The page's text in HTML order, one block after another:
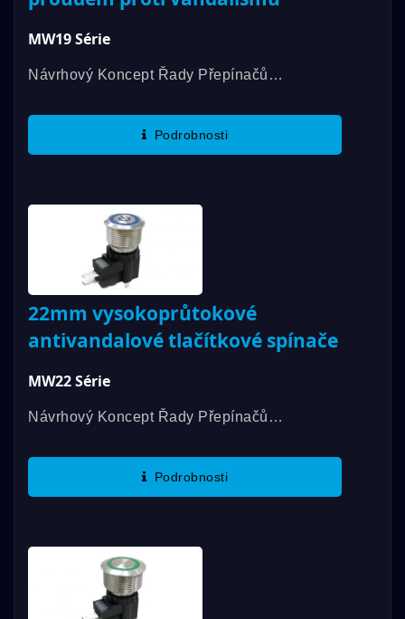
MW19 Série
Návrhový Koncept Řady Přepínačů
Protivandalový Přepínač) Vychází Z Řady
Podrobnosti
22mm vysokoprůtokové
antivandalové tlačítkové spínače
MW22 Série
Návrhový Koncept Řady Přepínačů
Protivandalový Přepínač) Vychází Z Řady
Podrobnosti